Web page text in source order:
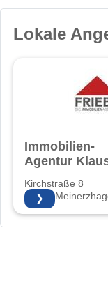
Lokale
Immobilien-
Agentur
Friebe
Kirchstraße 8
58540
❯